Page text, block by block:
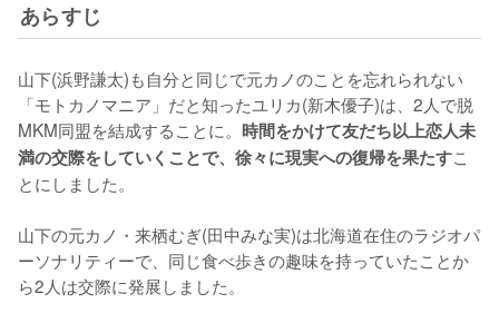
あらすじ
山下(浜野謙太)も自分と同じで元カノのことを忘れられない
「モトカノマニア」だと知ったユリカ(新木優子)は、2人で脱
MKM同盟を結成することに。 時間をかけて友だち以上恋人未
満の交際をしていくことで、徐々に現実への復帰を果たすこ
とにしました。
山下の元カノ・来栖むぎ(田中みな実)は北海道在住のラジオパ
ーソナリティーで、同じ食べ歩きの趣味を持っていたことか
ら2人は交際に発展しました。